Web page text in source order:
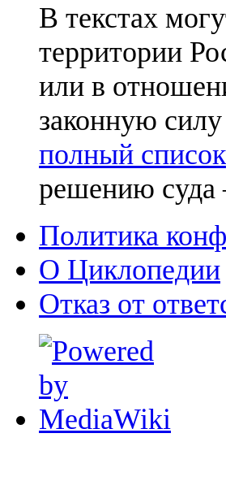
В текстах
территории
или в
законную
полный список
решению
Политика
О Циклопедии
Отказ от